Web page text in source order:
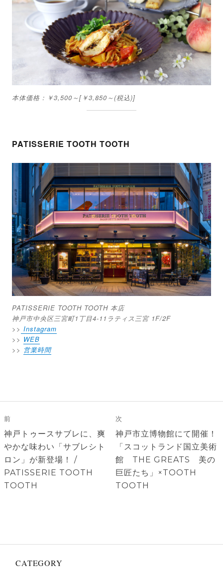
本体価格：￥3,500～[￥3,850～(税込)]
PATISSERIE TOOTH TOOTH
PATISSERIE TOOTH TOOTH 本店
神戸市中央区三宮町1丁目4-11ラティス三宮 1F/2F
>> Instagram
>> WEB
>> 営業時間
稿
ナ
ビ
ゲ
ー
シ
前
前
の
投
稿:
神戸トゥースサブレに、爽
やかな味わい「サブレシト
ロン」が新登場！ /
PATISSERIE TOOTH
TOOTH
次
次
の
投
稿:
神戸市立博物館にて開催！
「スコットランド国立美術
館 THE GREATS 美の
巨匠たち」×TOOTH
TOOTH
CATEGORY